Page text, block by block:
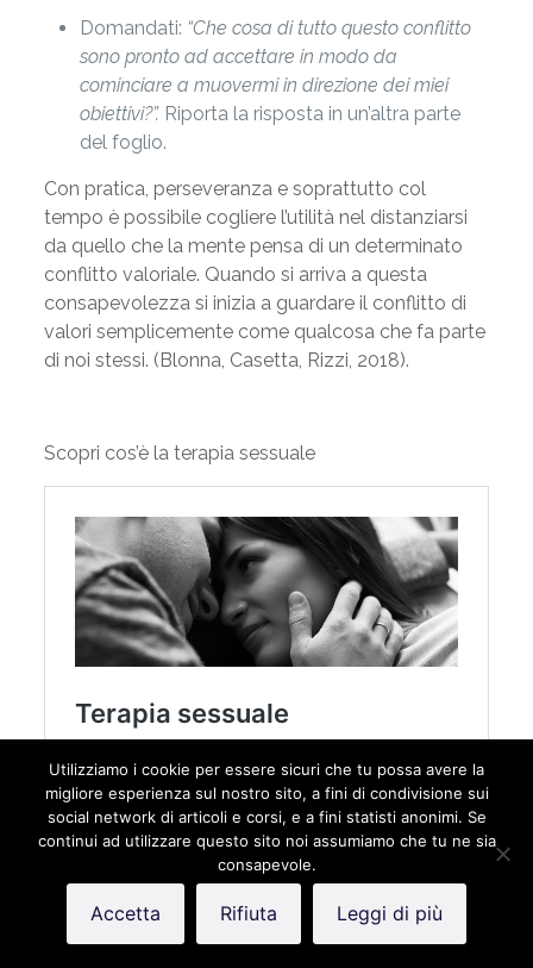
Domandati: “Che cosa di tutto questo conflitto
sono pronto ad accettare in modo da
cominciare a muovermi in direzione dei miei
obiettivi?”.Riporta la risposta in un’altra parte
del foglio.
Con pratica, perseveranza e soprattutto col
tempo è possibile cogliere l’utilità nel distanziarsi
da quello che la mente pensa di un determinato
conflitto valoriale. Quando si arriva a questa
consapevolezza si inizia a guardare il conflitto di
valori semplicemente come qualcosa che fa parte
di noi stessi. (Blonna, Casetta, Rizzi, 2018).
Scopri cos’è la terapia sessuale
Utilizziamo i cookie per essere sicuri che tu possa avere la
migliore esperienza sul nostro sito, a fini di condivisione sui
social network di articoli e corsi, e a fini statisti anonimi. Se
continui ad utilizzare questo sito noi assumiamo che tu ne sia
consapevole.
Accetta Rifiuta Leggi di più